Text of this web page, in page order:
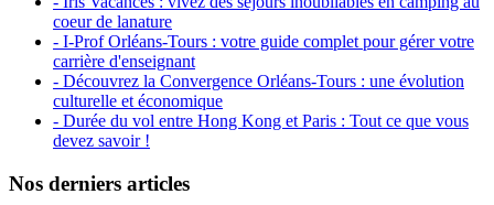
coeur de lanature
- I-Prof Orléans-Tours : votre guide complet pour gérer votre
carrière d'enseignant
- Découvrez la Convergence Orléans-Tours : une évolution
culturelle et économique
- Durée du vol entre Hong Kong et Paris : Tout ce que vous
devez savoir !
Nos derniers articles